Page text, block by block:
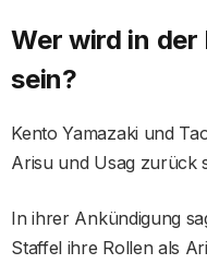
Wer wird in
sein?
Kento Yamazaki und
Arisu und Usag zurück
In ihrer Ankündigung
Staffel ihre Rollen als